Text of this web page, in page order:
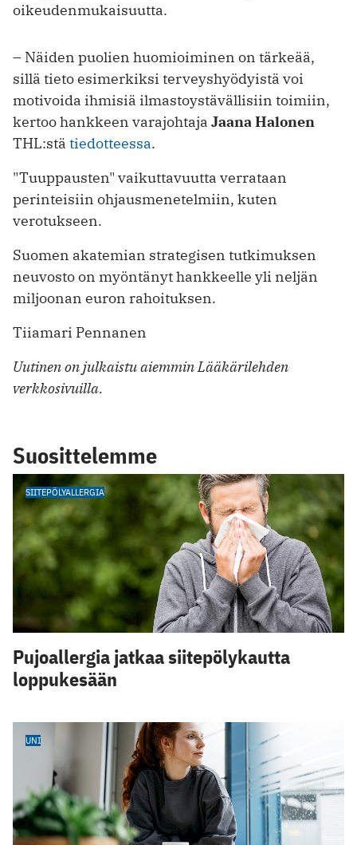
oikeudenmukaisuutta.
– Näiden puolien huomioiminen on tärkeää,
sillä tieto esimerkiksi terveyshyödyistä voi
motivoida ihmisiä ilmastoystävällisiin toimiin,
kertoo hankkeen varajohtaja Jaana Halonen
THL:stä tiedotteessa.
"Tuuppausten" vaikuttavuutta verrataan
perinteisiin ohjausmenetelmiin, kuten
verotukseen.
Suomen akatemian strategisen tutkimuksen
neuvosto on myöntänyt hankkeelle yli neljän
miljoonan euron rahoituksen.
Tiiamari Pennanen
Uutinen on julkaistu aiemmin Lääkärilehden
verkkosivuilla.
Suosittelemme
SIITEPÖLYALLERGIA
Pujoallergia jatkaa siitepölykautta
loppukesään
UNI